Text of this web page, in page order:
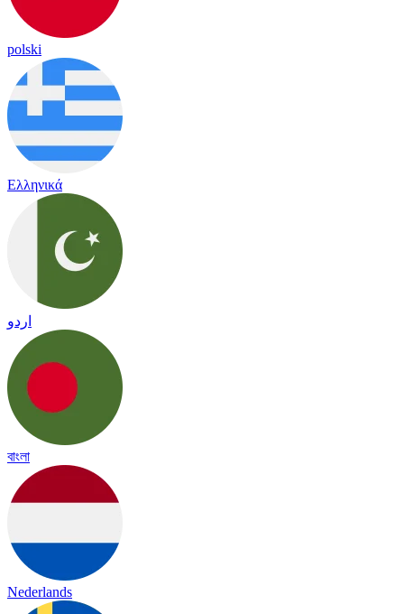
polski
Ελληνικά
اردو
বাংলা
Nederlands